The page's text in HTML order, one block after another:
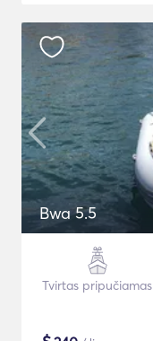
Bwa 5.5
Tvirtas pripučiamas